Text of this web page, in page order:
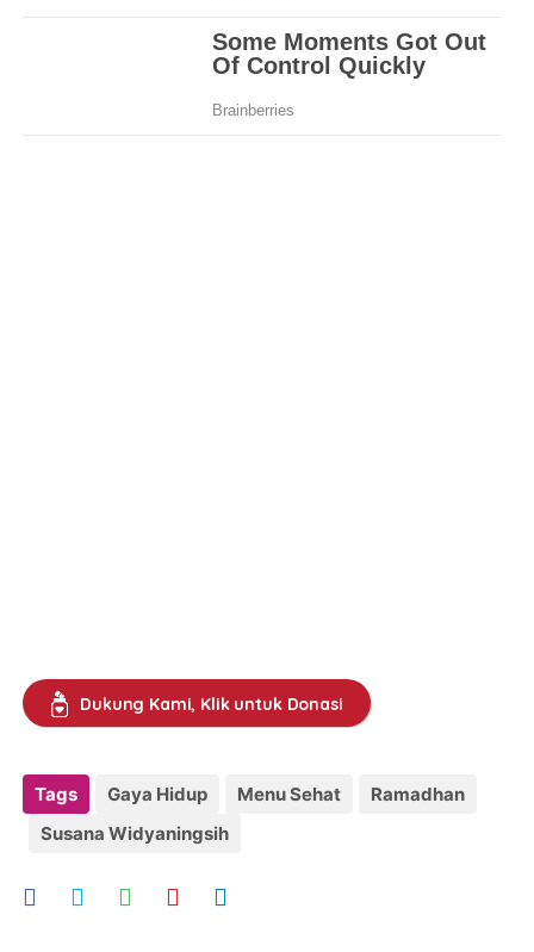
Dukung Kami, Klik untuk Donasi
Tags Gaya Hidup Menu Sehat
Ramadhan
Susana Widyaningsih